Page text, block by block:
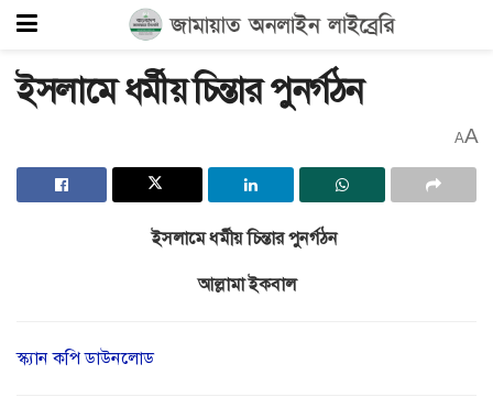
ইসলামে ধর্মীয় চিন্তার পুনর্গঠন
AA
ইসলামে ধর্মীয় চিন্তার পুনর্গঠন
আল্লামা ইকবাল
স্ক্যান কপি ডাউনলোড